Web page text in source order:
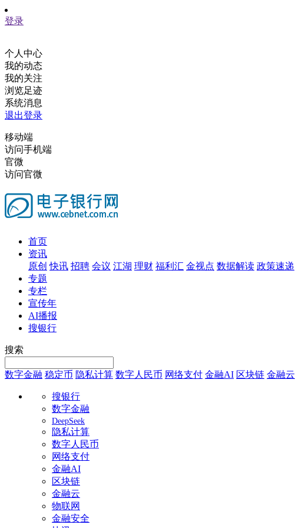
登录
个人中心
我的动态
我的关注
浏览足迹
系统消息
退出登录
移动端
访问手机端
官微
访问官微
首页
资讯
原创 快讯 招聘 会议 江湖 理财 福利汇 金视点 数据解读 政策速递
专题
专栏
宣传年
AI播报
搜银行
搜索
数字金融 稳定币 隐私计算 数字人民币 网络支付 金融AI 区块链 金融云
搜银行
数字金融
DeepSeek
隐私计算
数字人民币
网络支付
金融AI
区块链
金融云
物联网
金融安全